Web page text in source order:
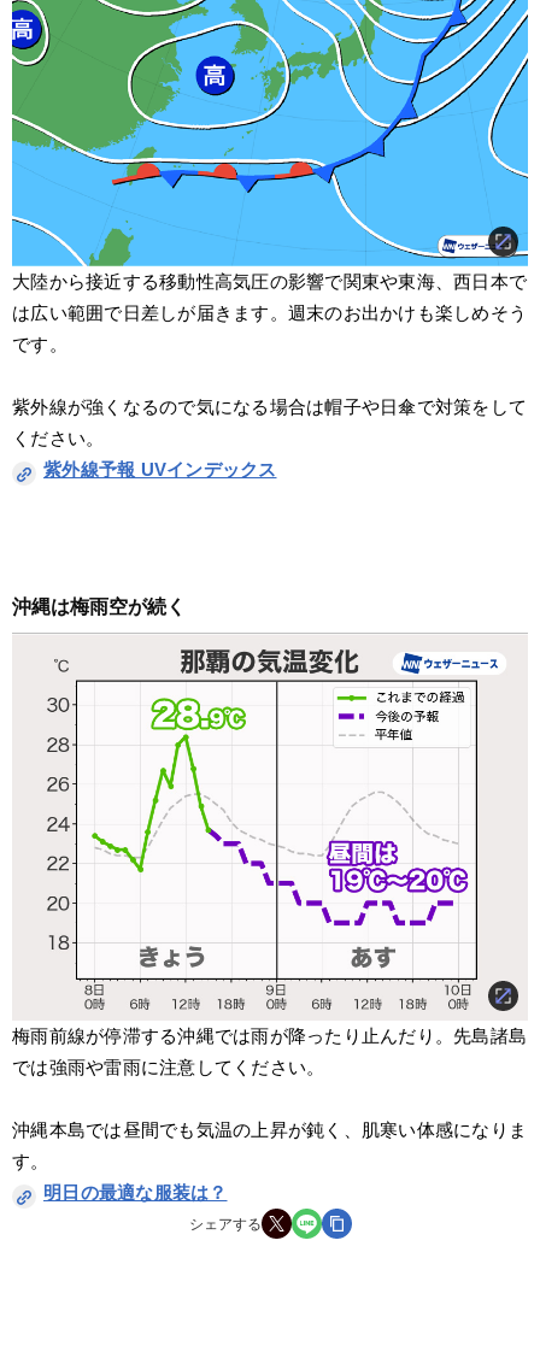
大陸から接近する移動性高気圧の影響で関東や東海、西日本で
は広い範囲で日差しが届きます。週末のお出かけも楽しめそう
です。
紫外線が強くなるので気になる場合は帽子や日傘で対策をして
ください。
紫外線予報 UVインデックス
沖縄は梅雨空が続く
梅雨前線が停滞する沖縄では雨が降ったり止んだり。先島諸島
では強雨や雷雨に注意してください。
沖縄本島では昼間でも気温の上昇が鈍く、肌寒い体感になりま
す。
明日の最適な服装は？
シェアする